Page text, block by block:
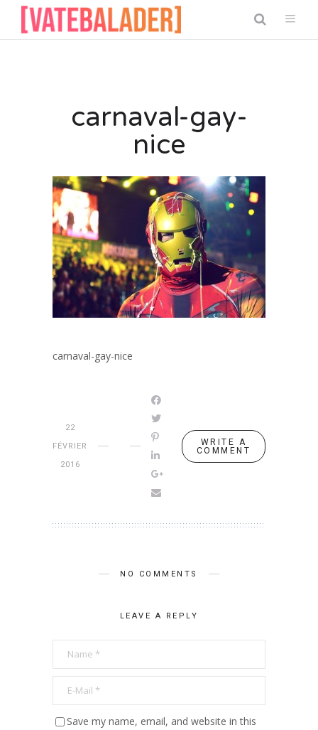
carnaval-gay-
nice
carnaval-gay-nice
22
FÉVRIER
2016
WRITE A
COMMENT
NO COMMENTS
LEAVE A REPLY
Save my name, email, and website in this